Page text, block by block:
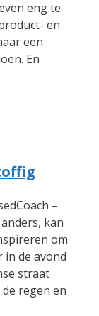
eng te
en
een
En
–
kan
om
in de avond
straat
regen en